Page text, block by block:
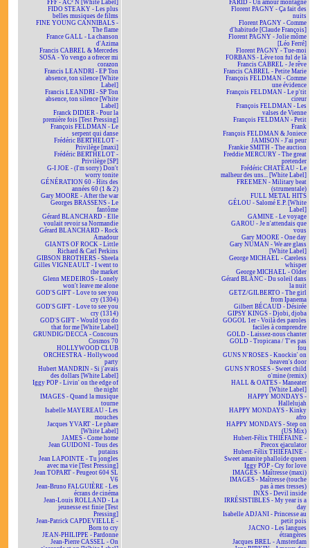
FFF - AC² N [White Label]
FIDO STEAKY - Les plus
belles musiques de films
FINE YOUNG CANNIBALS -
The flame
France GALL - La chanson
d'Azima
Francis CABREL & Mercedes
SOSA - Yo vengo a ofrecer mi
corazon
Francis LEANDRI - EP Ton
absence, ton silence [White
Label]
Francis LEANDRI - SP Ton
absence, ton silence [White
Label]
Franck DIDIER - Pour la
première fois [Test Pressing]
François FELDMAN - Le
serpent qui danse
Frédéric BERTHELOT -
Privilège [maxi]
Frédéric BERTHELOT -
Privilège [SP]
G-I JOE - (I'm sorry) Don't
worry tonite
GÉNÉRATION 60 - Hits des
années 60 (1 & 2)
Gary MOORE - After the war
Georges BRASSENS - Le
fantôme
Gérard BLANCHARD - Elle
voulait revoir sa Normandie
Gérard BLANCHARD - Rock
Amadour
GIANTS OF ROCK - Little
Richard & Carl Perkins
GIBSON BROTHERS - Sheela
Gilles VIGNEAULT - I went to
the market
Glenn MEDEIROS - Lonely
won't leave me alone
GOD'S GIFT - Love to see you
cry (1304)
GOD'S GIFT - Love to see you
cry (1314)
GOD'S GIFT - Would you do
that for me [White Label]
GRUNDIG/DECCA - Concours
Cosmos 70
HOLLYWOOD CLUB
ORCHESTRA - Hollywood
party
Hubert MANDRIN - Si j'avais
des dollars [White Label]
Iggy POP - Livin' on the edge of
the night
IMAGES - Quand la musique
tourne
Isabelle MAYEREAU - Les
mouches
Jacques YVART - Le phare
[White Label]
JAMES - Come home
Jean GUIDONI - Tous des
putains
Jean LAPOINTE - Tu jongles
avec ma vie [Test Pressing]
Jean TOPART - Peugeot 604 SL
V6
Jean-Bruno FALGUIÈRE - Les
écrans de cinéma
Jean-Louis ROLLAND - La
jeunesse est finie [Test
Pressing]
Jean-Patrick CAPDEVIELLE -
Born to cry
JEAN-PHILIPPE - Pardonne
Jean-Pierre CASSEL - On
FARID - Un amour montagne
Florent PAGNY - Ça fait des
nuits
Florent PAGNY - Comme
d'habitude [Claude François]
Florent PAGNY - Jolie môme
[Léo Ferré]
Florent PAGNY - Tue-moi
FORBANS - Lève ton ful de là
Francis CABREL - Je rêve
Francis CABREL - Petite Marie
François FELDMAN - Comme
une évidence
François FELDMAN - Le p'tit
cireur
François FELDMAN - Les
valses de Vienne
François FELDMAN - Petit
Frank
François FELDMAN & Joniece
JAMISON - J'ai peur
Frankie SMITH - The auction
Freddie MERCURY - The great
pretender
Frédéric CHATEAU - Le
malheur des uns... [White Label]
FREEMEN - Military beat
(strumentale)
FULL METAL HITS
GÉLOU - Salomé E.P. [White
Label]
GAMINE - Le voyage
GAROU - Je n'attendais que
vous
Gary MOORE - One day
Gary NUMAN - We are glass
[White Label]
George MICHAEL - Careless
whisper
George MICHAEL - Older
Gérard BLANC - Du soleil dans
la nuit
GETZ/GILBERTO - The girl
from Ipanema
Gilbert BÉCAUD - Désirée
GIPSY KINGS - Djobi, djoba
GOGOL 1er - Voilà des paroles
faciles à comprendre
GOLD - Laissez-nous chanter
GOLD - Tropicana / T'es pas
fou
GUNS N'ROSES - Knockin' on
heaven's door
GUNS N'ROSES - Sweet child
o'mine (remix)
HALL & OATES - Maneater
[White Label]
HAPPY MONDAYS -
Hallelujah
HAPPY MONDAYS - Kinky
afro
HAPPY MONDAYS - Step on
(US Mix)
Hubert-Félix THIÉFAINE -
Precox ejaculator
Hubert-Félix THIÉFAINE -
Sweet amanite phalloïde queen
Iggy POP - Cry for love
IMAGES - Maîtresse (maxi)
IMAGES - Maîtresse (touche
pas à mes tresses)
INXS - Devil inside
IRRÉSISTIBLES - My year is a
day
Isabelle ADJANI - Princesse au
petit pois
JACNO - Les langues
étrangères
Jacques BREL - Amsterdam